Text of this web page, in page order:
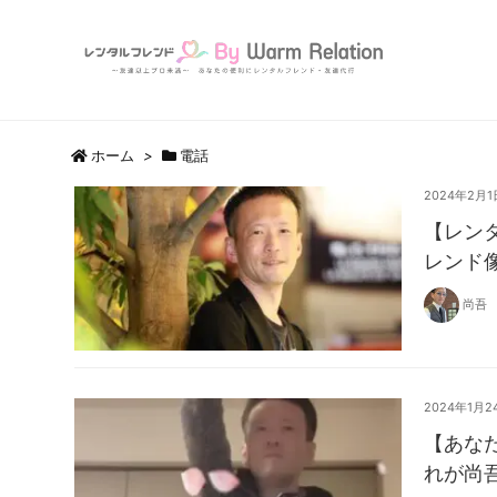
ホーム > 電話
2024年2月1
【レ
レンド
尚吾
2024年1月
【あ
れが尚